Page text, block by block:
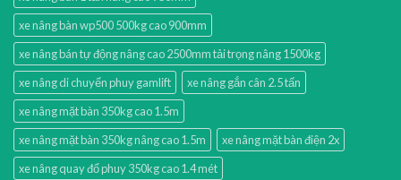
xe nâng bàn wp500 500kg cao 900mm
xe nâng bán tự động nâng cao 2500mm tải trọng nâng 1500kg
xe nâng di chuyển phuy gamlift
xe nâng gắn cân 2.5 tấn
xe nâng mặt bàn 350kg cao 1.5m
xe nâng mặt bàn 350kg nâng cao 1.5m
xe nâng mặt bàn điện 2x
xe nâng quay đổ phuy 350kg cao 1.4 mét